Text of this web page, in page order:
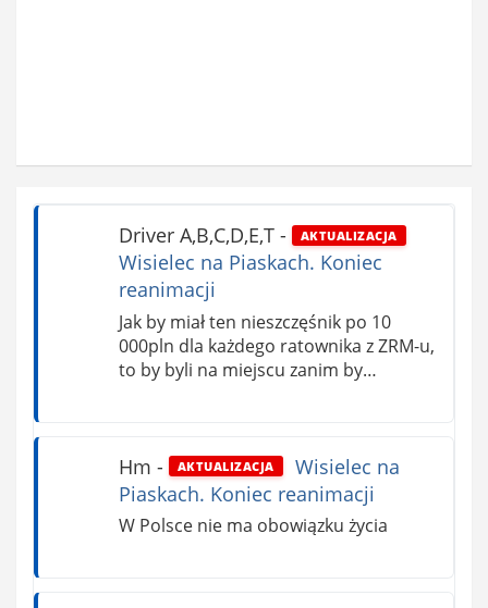
Driver A,B,C,D,E,T- AKTUALIZACJA
Wisielec na Piaskach. Koniec
reanimacji
Jak by miał ten nieszczęśnik po 10
000pln dla każdego ratownika z ZRM-u,
to by byli na miejscu zanim by…
Hm - AKTUALIZACJA
Wisielec na
Piaskach. Koniec reanimacji
W Polsce nie ma obowiązku życia